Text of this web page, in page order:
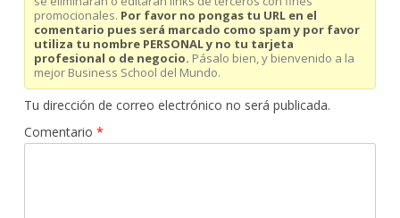
promocionales. Por favor no pongas tu URL en el
comentario pues será marcado como spam y por favor
utiliza tu nombre PERSONAL y no tu tarjeta
profesional o de negocio. Pásalo bien, y bienvenido a la
mejor Business School del Mundo.
Tu dirección de correo electrónico no será publicada.
Comentario *